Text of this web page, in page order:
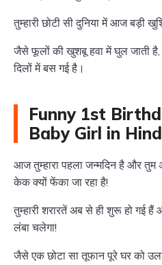
तुम्हारी छोटी सी दुनिया में आज बड़ी
जैसे फूलों की खुशबू हवा में घुल जाती है,
दिलों में बस गई है।
Funny 1st
Baby Girl in
आज तुम्हारा पहला जन्मदिन है और तुम
केक क्यों फेंका जा रहा है!
तुम्हारी शरारतें अब से ही शुरू हो गई
लंबा चलेगा!
जैसे एक छोटा सा तूफान पूरे घर को